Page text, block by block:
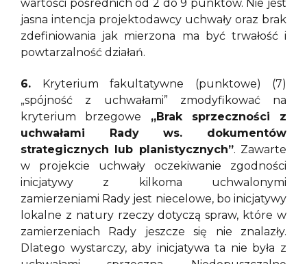
wartości pośrednich od 2 do 9 punktów. Nie jest
jasna intencja projektodawcy uchwały oraz brak
zdefiniowania jak mierzona ma być trwałość i
powtarzalność działań.
6. Kryterium fakultatywne (punktowe) (7)
„spójność z uchwałami” zmodyfikować na
kryterium brzegowe „Brak sprzeczności z
uchwałami Rady ws. dokumentów
strategicznych lub planistycznych”. Zawarte
w projekcie uchwały oczekiwanie zgodności
inicjatywy z kilkoma uchwalonymi
zamierzeniami Rady jest niecelowe, bo inicjatywy
lokalne z natury rzeczy dotyczą spraw, które w
zamierzeniach Rady jeszcze się nie znalazły.
Dlatego wystarczy, aby inicjatywa ta nie była z